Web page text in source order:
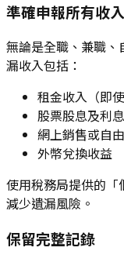
準確申報所有收入
無論是全職、兼職
漏收入包括：
租金收入（即
股票股息及利息
網上銷售或自
外幣兌換收益
使用稅務局提供的
減少遺漏風險。
保留完整記錄